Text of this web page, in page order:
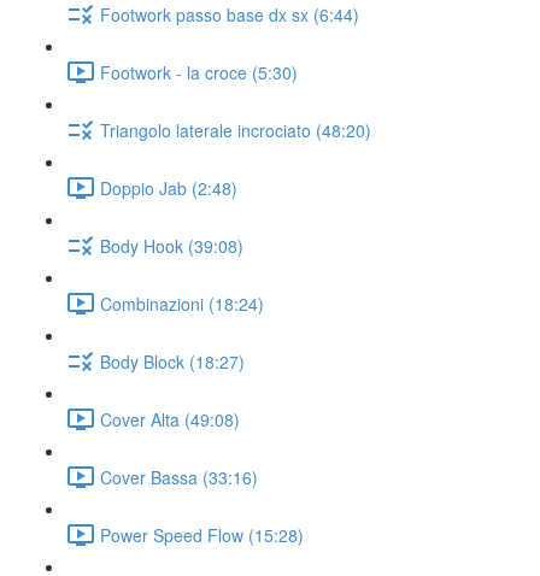
Footwork passo base dx sx (6:44)
Footwork - la croce (5:30)
Triangolo laterale incrociato (48:20)
Doppio Jab (2:48)
Body Hook (39:08)
Combinazioni (18:24)
Body Block (18:27)
Cover Alta (49:08)
Cover Bassa (33:16)
Power Speed Flow (15:28)